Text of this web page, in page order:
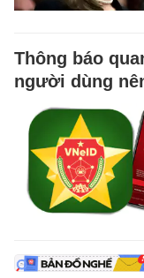
Thông báo
người dùng